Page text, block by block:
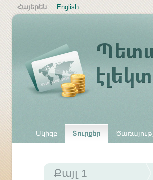
Հայերեն English
Սկիզբ Տուրքեր
Քայլ 1